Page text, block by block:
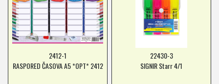
2412-1
RASPORED ČASOVA A5 *OPT* 2412
22430-3
SIGNIR Starr 4/1